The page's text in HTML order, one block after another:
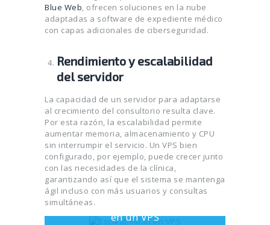
Blue Web, ofrecen soluciones en la nube
adaptadas a software de expediente médico
con capas adicionales de ciberseguridad.
Rendimiento y escalabilidad
del servidor
La capacidad de un servidor para adaptarse
al crecimiento del consultorio resulta clave.
Por esta razón, la escalabilidad permite
aumentar memoria, almacenamiento y CPU
sin interrumpir el servicio. Un VPS bien
configurado, por ejemplo, puede crecer junto
con las necesidades de la clínica,
garantizando así que el sistema se mantenga
ágil incluso con más usuarios y consultas
simultáneas.
Ilustración de aumento de recursos
en un VPS